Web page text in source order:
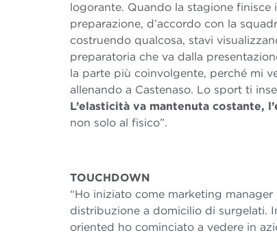
logorante. Quando la stagione
preparazione, d’accordo con la
costruendo qualcosa, stavi
preparatoria che va dalla
la parte più coinvolgente, perché mi
allenando a Castenaso. Lo sport ti
L’elasticità va mantenuta costante,
non solo al fisico”.
TOUCHDOWN
“Ho iniziato come marketing
distribuzione a domicilio di surgelati.
oriented ho cominciato a vedere in